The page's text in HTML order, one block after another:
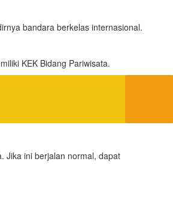
bandara berkelas internasional.
KEK Bidang Pariwisata.
Jika ini berjalan normal, dapat